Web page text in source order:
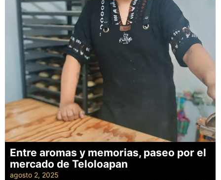
Entre aromas y memorias, paseo por el
mercado de Teloloapan
agosto 2, 2025